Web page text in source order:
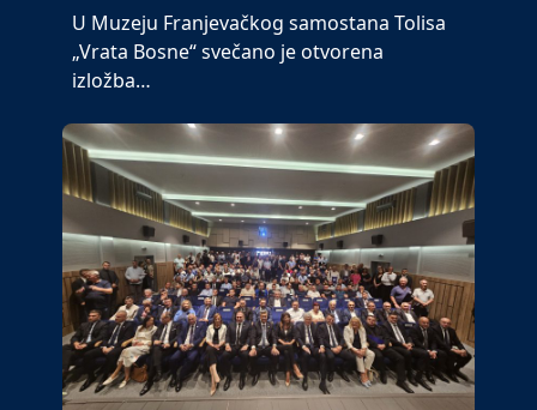
U Muzeju Franjevačkog samostana Tolisa
„Vrata Bosne“ svečano je otvorena
izložba…